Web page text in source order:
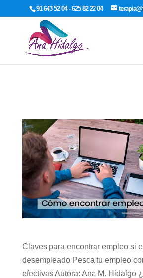
google-site-verification:
91 643 52 04 - 625 82 22 04
Claves para encontrar empleo si
desempleado Pesca tu empleo
efectivas Autora: Ana M. Hidalgo